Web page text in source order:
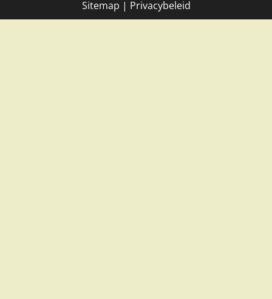
Sitemap | Privacybeleid